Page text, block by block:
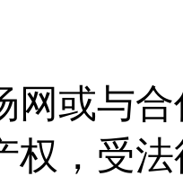
网或与
权，受